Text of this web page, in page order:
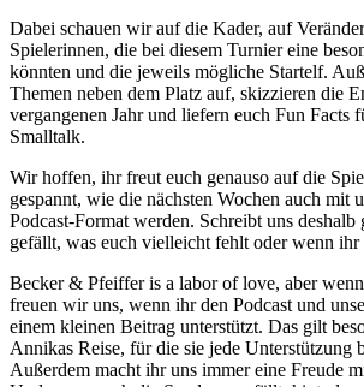
Dabei schauen wir auf die Kader, auf
Spielerinnen, die bei diesem Turnier eine
könnten und die jeweils mögliche Startelf.
Themen neben dem Platz auf, skizzieren die
vergangenen Jahr und liefern euch Fun Facts
Smalltalk.
Wir hoffen, ihr freut euch genauso auf die
gespannt, wie die nächsten Wochen auch mit
Podcast-Format werden. Schreibt uns deshalb
gefällt, was euch vielleicht fehlt oder wenn ihr
Becker & Pfeiffer is a labor of love, aber
freuen wir uns, wenn ihr den Podcast und
einem kleinen Beitrag unterstützt. Das gilt
Annikas Reise, für die sie jede Unterstützung
Außerdem macht ihr uns immer eine Freude